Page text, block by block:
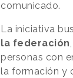
comunicado.
La iniciativa
la federación
personas con
la formación y